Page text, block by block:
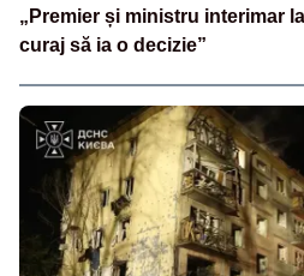
„Premier și ministru interimar
curaj să ia o decizie”